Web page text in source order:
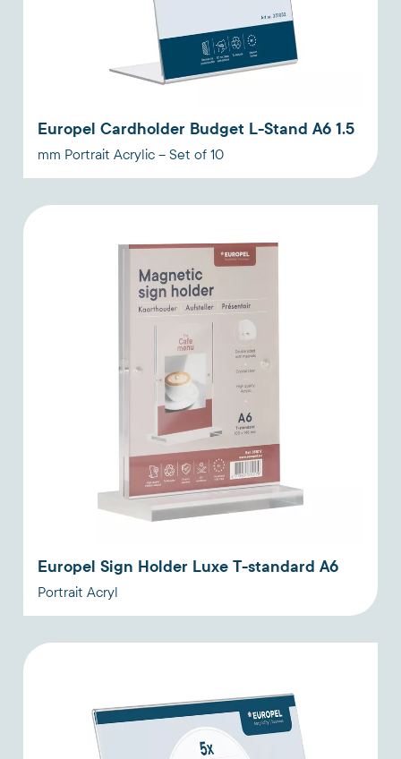
Europel Cardholder Budget L-Stand A6 1.5
mm Portrait Acrylic – Set of 10
Europel Sign Holder Luxe T-standard A6
Portrait Acryl